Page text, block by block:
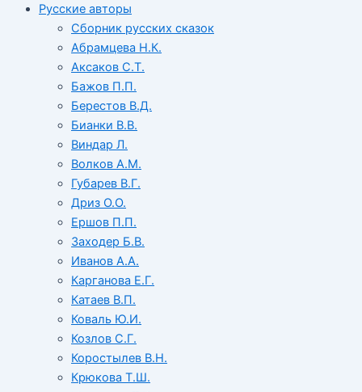
Русские авторы
Сборник русских сказок
Абрамцева Н.К.
Аксаков С.Т.
Бажов П.П.
Берестов В.Д.
Бианки В.В.
Виндар Л.
Волков А.М.
Губарев В.Г.
Дриз О.О.
Ершов П.П.
Заходер Б.В.
Иванов А.А.
Карганова Е.Г.
Катаев В.П.
Коваль Ю.И.
Козлов С.Г.
Коростылев В.Н.
Крюкова Т.Ш.